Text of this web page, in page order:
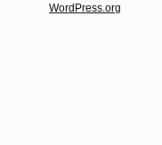
WordPress.org